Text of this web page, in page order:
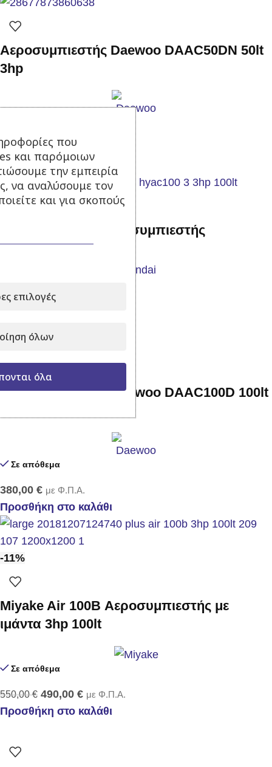
Αεροσυμπιεστής Daewoo DAAC50DN 50lt
3hp
250,00€ με Φ.Π.Α.
Προσθήκη στο καλάθι
Hyundai H100L Αεροσυμπιεστής
Αεροσυμπιεστής Daewoo DAAC100D 100lt
Σε απόθεμα
380,00 € με Φ.Π.Α.
Προσθήκη στο καλάθι
-11%
Miyake Air 100B Αεροσυμπιεστής με
ιμάντα 3hp 100lt
Σε απόθεμα
550,00€ 490,00 € με Φ.Π.Α.
Προσθήκη στο καλάθι
που
και παρόμοιων
την εμπειρία
να αναλύσουμε τον
και για σκοπούς
επιλογές
όλων
όλα